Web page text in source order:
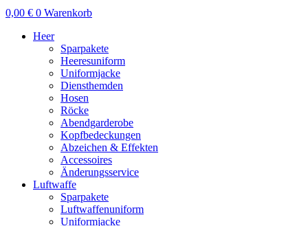
0,00 € 0 Warenkorb
Heer
Sparpakete
Heeresuniform
Uniformjacke
Diensthemden
Hosen
Röcke
Abendgarderobe
Kopfbedeckungen
Abzeichen & Effekten
Accessoires
Änderungsservice
Luftwaffe
Sparpakete
Luftwaffenuniform
Uniformjacke